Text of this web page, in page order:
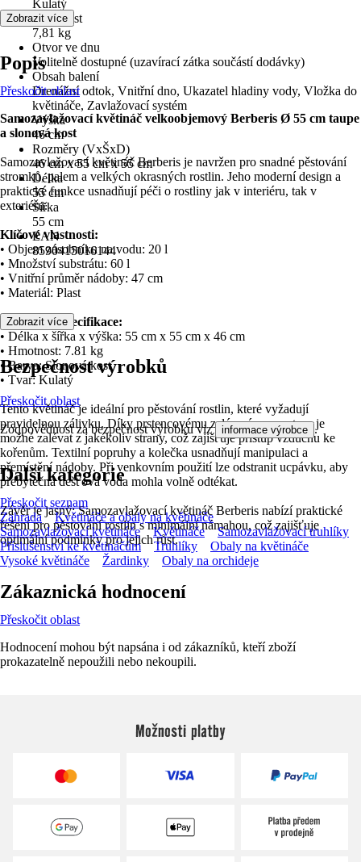
Kulatý
Hmotnost
7,81 kg
Otvor ve dnu
Volitelně dostupné (uzavírací zátka součástí dodávky)
Obsah balení
Drenážní odtok, Vnitřní dno, Ukazatel hladiny vody, Vložka do
květináče, Zavlažovací systém
Výška
46 cm
Rozměry (VxŠxD)
46 cm x 55 cm x 55 cm
Délka
55 cm
Šířka
55 cm
EAN
8590415016144
Zobrazit více
Popis
Přeskočit oblast
Samozavlažovací květináč velkoobjemový Berberis Ø 55 cm taupe
a slonová kost
Samozavlažovací květináč Berberis je navržen pro snadné pěstování
stromků, palem a velkých okrasných rostlin. Jeho moderní design a
praktické funkce usnadňují péči o rostliny jak v interiéru, tak v
exteriéru.
Klíčové vlastnosti:
• Objem zásobníku na vodu: 20 l
• Množství substrátu: 60 l
• Vnitřní průměr nádoby: 47 cm
• Materiál: Plast
Technická specifikace:
• Délka x šířka x výška: 55 cm x 55 cm x 46 cm
• Hmotnost: 7.81 kg
• Barva: Slonová kost
• Tvar: Kulatý
Tento květináč je ideální pro pěstování rostlin, které vyžadují
pravidelnou zálivku. Díky prstencovému zalévacímu prostoru je
možné zalévat z jakékoliv strany, což zajišťuje přístup vzduchu ke
kořenům. Textilní popruhy a kolečka usnadňují manipulaci a
přemístění nádoby. Při venkovním použití lze odstranit ucpávku, aby
přebytečná dešťová voda mohla volně odtékat.
Závěr je jasný: Samozavlažovací květináč Berberis nabízí praktické
řešení pro pěstování rostlin s minimální námahou, což zajišťuje
optimální podmínky pro jejich růst.
Zobrazit více
Bezpečnost výrobků
Přeskočit oblast
Zodpovědnost za bezpečnost výrobku viz informace výrobce .
Další kategorie
Přeskočit seznam
Zahrada
Květináče a obaly na květináče
Samozavlažovací květináče
Květináče
Samozavlažovací truhlíky
Příslušenství ke květináčům
Truhlíky
Obaly na květináče
Vysoké květináče
Žardinky Obaly na orchideje
Zákaznická hodnocení
Přeskočit oblast
Hodnocení mohou být napsána i od zákazníků, kteří zboží
prokazatelně nepoužili nebo nekoupili.
Možnosti platby